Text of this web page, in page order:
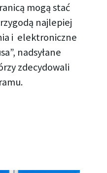
mogą stać
najlepiej
i elektroniczne
nadsyłane
zdecydowali